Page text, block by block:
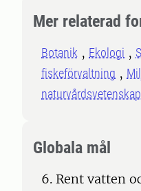
Mer relaterad
Botanik Ekologi
fiskeförvaltning
naturvårdsvetenskap
Globala mål
6. Rent vatten